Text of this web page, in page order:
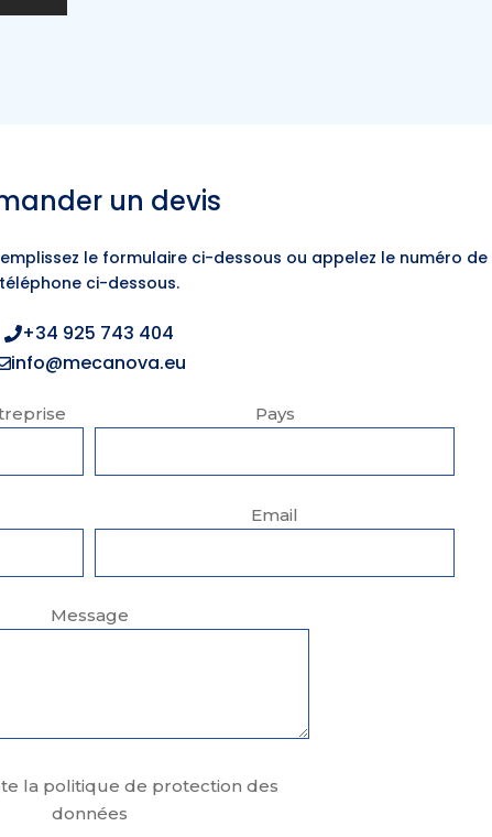
un devis
le formulaire ci-dessous ou appelez le numéro de
téléphone ci-dessous.
+34 925 743 404
info@mecanova.eu
Pays
Email
Message
la politique de protection des
données